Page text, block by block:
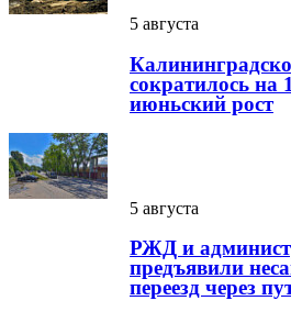
5 августа
сократилось на
июньский рост
5 августа
РЖД и
предъявили
переезд через